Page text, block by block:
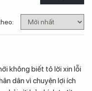
không biết tỏ lời xin lỗi
dân vì chuyện lợi ích